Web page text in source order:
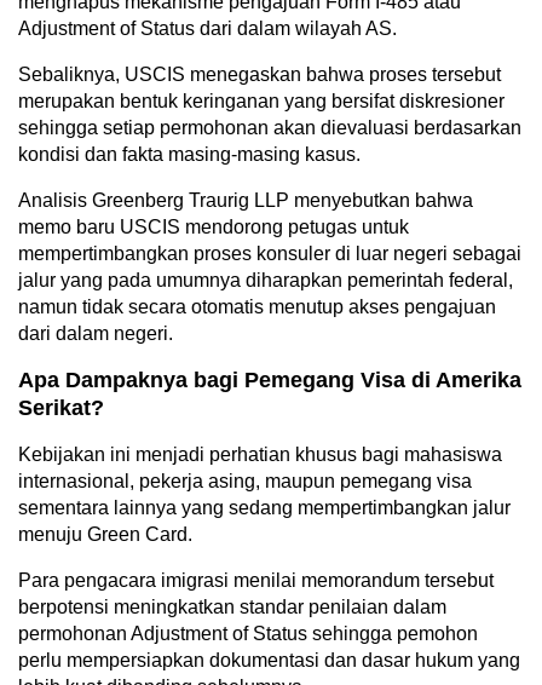
Adjustment of Status dari dalam wilayah AS.
Sebaliknya, USCIS menegaskan bahwa proses tersebut
merupakan bentuk keringanan yang bersifat diskresioner
sehingga setiap permohonan akan dievaluasi berdasarkan
kondisi dan fakta masing-masing kasus.
Analisis Greenberg Traurig LLP menyebutkan bahwa
memo baru USCIS mendorong petugas untuk
mempertimbangkan proses konsuler di luar negeri sebagai
jalur yang pada umumnya diharapkan pemerintah federal,
namun tidak secara otomatis menutup akses pengajuan
dari dalam negeri.
Apa Dampaknya bagi Pemegang Visa di Amerika
Serikat?
Kebijakan ini menjadi perhatian khusus bagi mahasiswa
internasional, pekerja asing, maupun pemegang visa
sementara lainnya yang sedang mempertimbangkan jalur
menuju Green Card.
Para pengacara imigrasi menilai memorandum tersebut
berpotensi meningkatkan standar penilaian dalam
permohonan Adjustment of Status sehingga pemohon
perlu mempersiapkan dokumentasi dan dasar hukum yang